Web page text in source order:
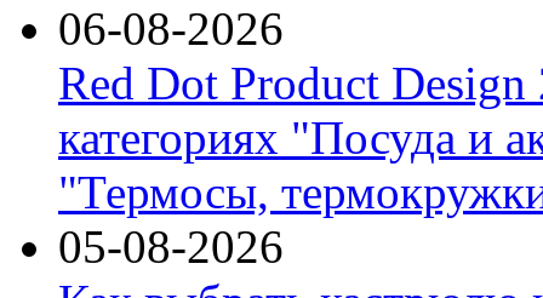
06-08-2026
Red Dot Product Design
категориях "Посуда и
"Термосы,
05-08-2026